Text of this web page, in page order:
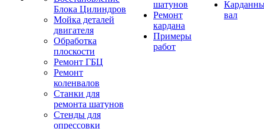
Блока Цилиндров
Мойка деталей
двигателя
Обработка
плоскости
Ремонт ГБЦ
Ремонт
коленвалов
Станки для
ремонта шатунов
Стенды для
опрессовки
шатунов
Ремонт
кардана
Примеры
работ
вал